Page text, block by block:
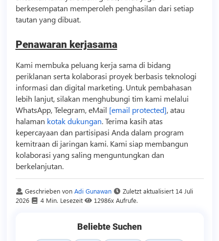
berkesempatan memperoleh penghasilan dari setiap
tautan yang dibuat.
Penawaran kerjasama
Kami membuka peluang kerja sama di bidang
periklanan serta kolaborasi proyek berbasis teknologi
informasi dan digital marketing. Untuk pembahasan
lebih lanjut, silakan menghubungi tim kami melalui
WhatsApp, Telegram, eMail [email protected], atau
halaman kotak dukungan.Terima kasih atas
kepercayaan dan partisipasi Anda dalam program
kemitraan di jaringan kami. Kami siap membangun
kolaborasi yang saling menguntungkan dan
berkelanjutan.
Geschrieben von Adi Gunawan Zuletzt aktualisiert 14 Juli
2026
4 Min. Lesezeit 12986x Aufrufe.
Beliebte Suchen